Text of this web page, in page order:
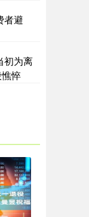
者避
初为离
悴